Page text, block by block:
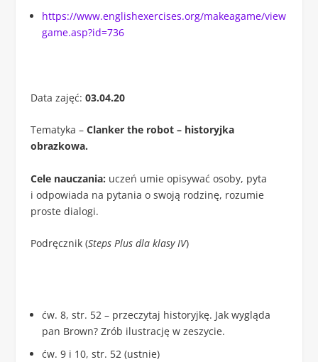
https://www.englishexercises.org/makeagame/view
game.asp?id=736
Data zajęć: 03.04.20
Tematyka – Clanker the robot – historyjka
obrazkowa.
Cele nauczania: uczeń umie opisywać osoby, pyta
i odpowiada na pytania o swoją rodzinę, rozumie
proste dialogi.
Podręcznik (Steps Plus dla klasy IV)
ćw. 8, str. 52 – przeczytaj historyjkę. Jak wygląda
pan Brown? Zrób ilustrację w zeszycie.
ćw. 9 i 10, str. 52 (ustnie)